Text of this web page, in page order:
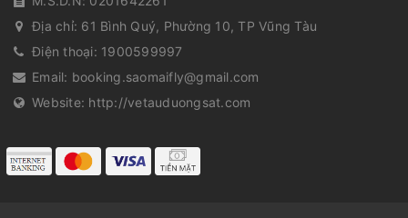
Địa chỉ: 61 Bình Quý, Phường 10, TP Vũng Tàu
Điện thoại: 1900599997
Email: booking.saomaifly@gmail.com
Website: http://vetauduongsat.com